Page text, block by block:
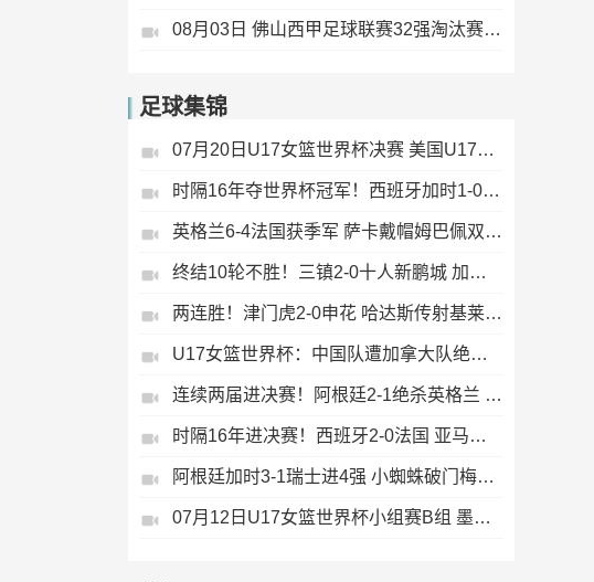
08月03日 佛山西甲足球联赛32强淘汰赛 三水乐民兴健力宝 VS 中国澳门澳科精英 全场录像
足球集锦
07月20日U17女篮世界杯决赛 美国U17女篮 82 - 73 西班牙U17女篮 集锦
时隔16年夺世界杯冠军！西班牙加时1-0阿根廷 费兰制胜恩佐染红
英格兰6-4法国获季军 萨卡戴帽姆巴佩双响创纪录奥利塞2助+失良机
终结10轮不胜！三镇2-0十人新鹏城 加布里埃尔直红 熊继政破门
两连胜！津门虎2-0申花 哈达斯传射基莱斯破门 比赛一度暂停1小时
U17女篮世界杯：中国队遭加拿大队绝杀无缘4强 庞云舒16+10
连续两届进决赛！阿根廷2-1绝杀英格兰 劳塔罗恩佐破门梅西两助攻
时隔16年进决赛！西班牙2-0法国 亚马尔造点奥亚萨瓦尔、波罗破门
阿根廷加时3-1瑞士进4强 小蜘蛛破门梅西助攻麦卡恩博洛假摔染红
07月12日U17女篮世界杯小组赛B组 墨西哥U17女篮51-80中国U17女篮 全场集锦